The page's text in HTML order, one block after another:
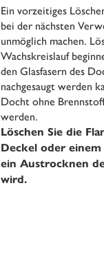
Ein vorzeitiges
bei der nächsten
unmöglich machen.
Wachskreislauf
den Glasfasern des
nachgesaugt werden
Docht ohne
werden.
Löschen Sie die
Deckel oder
ein Austrocknen
wird.